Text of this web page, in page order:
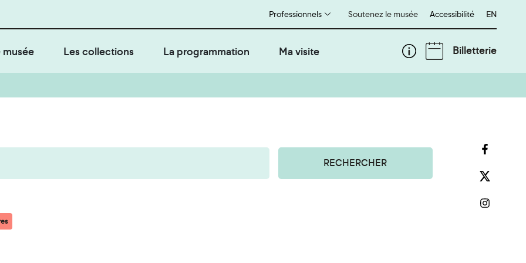
Soutenez le musée
Professionnels Accessibilité English
EN
musée Les collections La programmation Ma visite Billetterie
RECHERCHER